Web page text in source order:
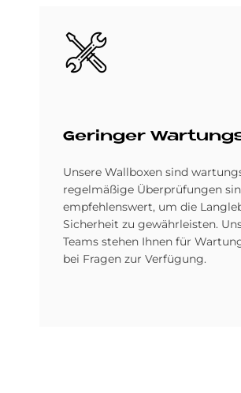
Bild
Ge­rin­ger
Unsere Wallboxen sind
regelmäßige Überprüfungen
empfehlenswert, um die
Sicherheit zu gewährleisten.
Teams stehen Ihnen für
bei Fragen zur Verfügung.